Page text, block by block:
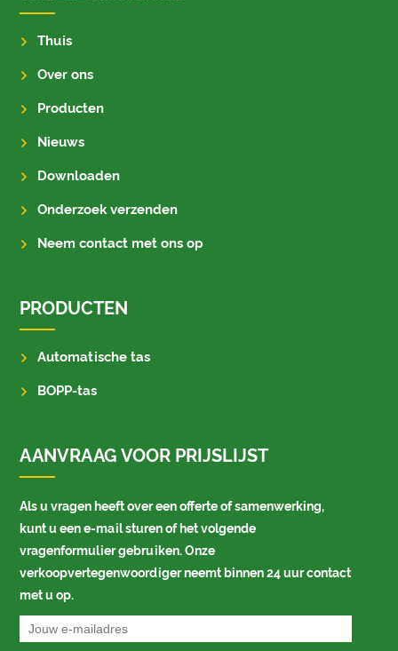
Thuis
Over ons
Producten
Nieuws
Downloaden
Onderzoek verzenden
Neem contact met ons op
PRODUCTEN
Automatische tas
BOPP-tas
AANVRAAG VOOR PRIJSLIJST
Als u vragen heeft over een offerte of samenwerking,
kunt u een e-mail sturen of het volgende
vragenformulier gebruiken. Onze
verkoopvertegenwoordiger neemt binnen 24 uur contact
met u op.